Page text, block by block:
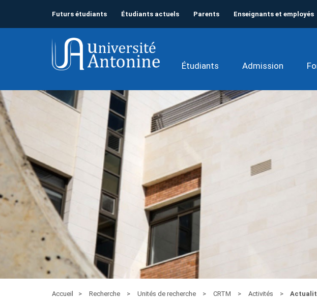
Futurs étudiants Étudiants actuels Parents Enseignants et employés
Étudiants Admission
Accueil Recherche Unités de recherche CRTM Activités